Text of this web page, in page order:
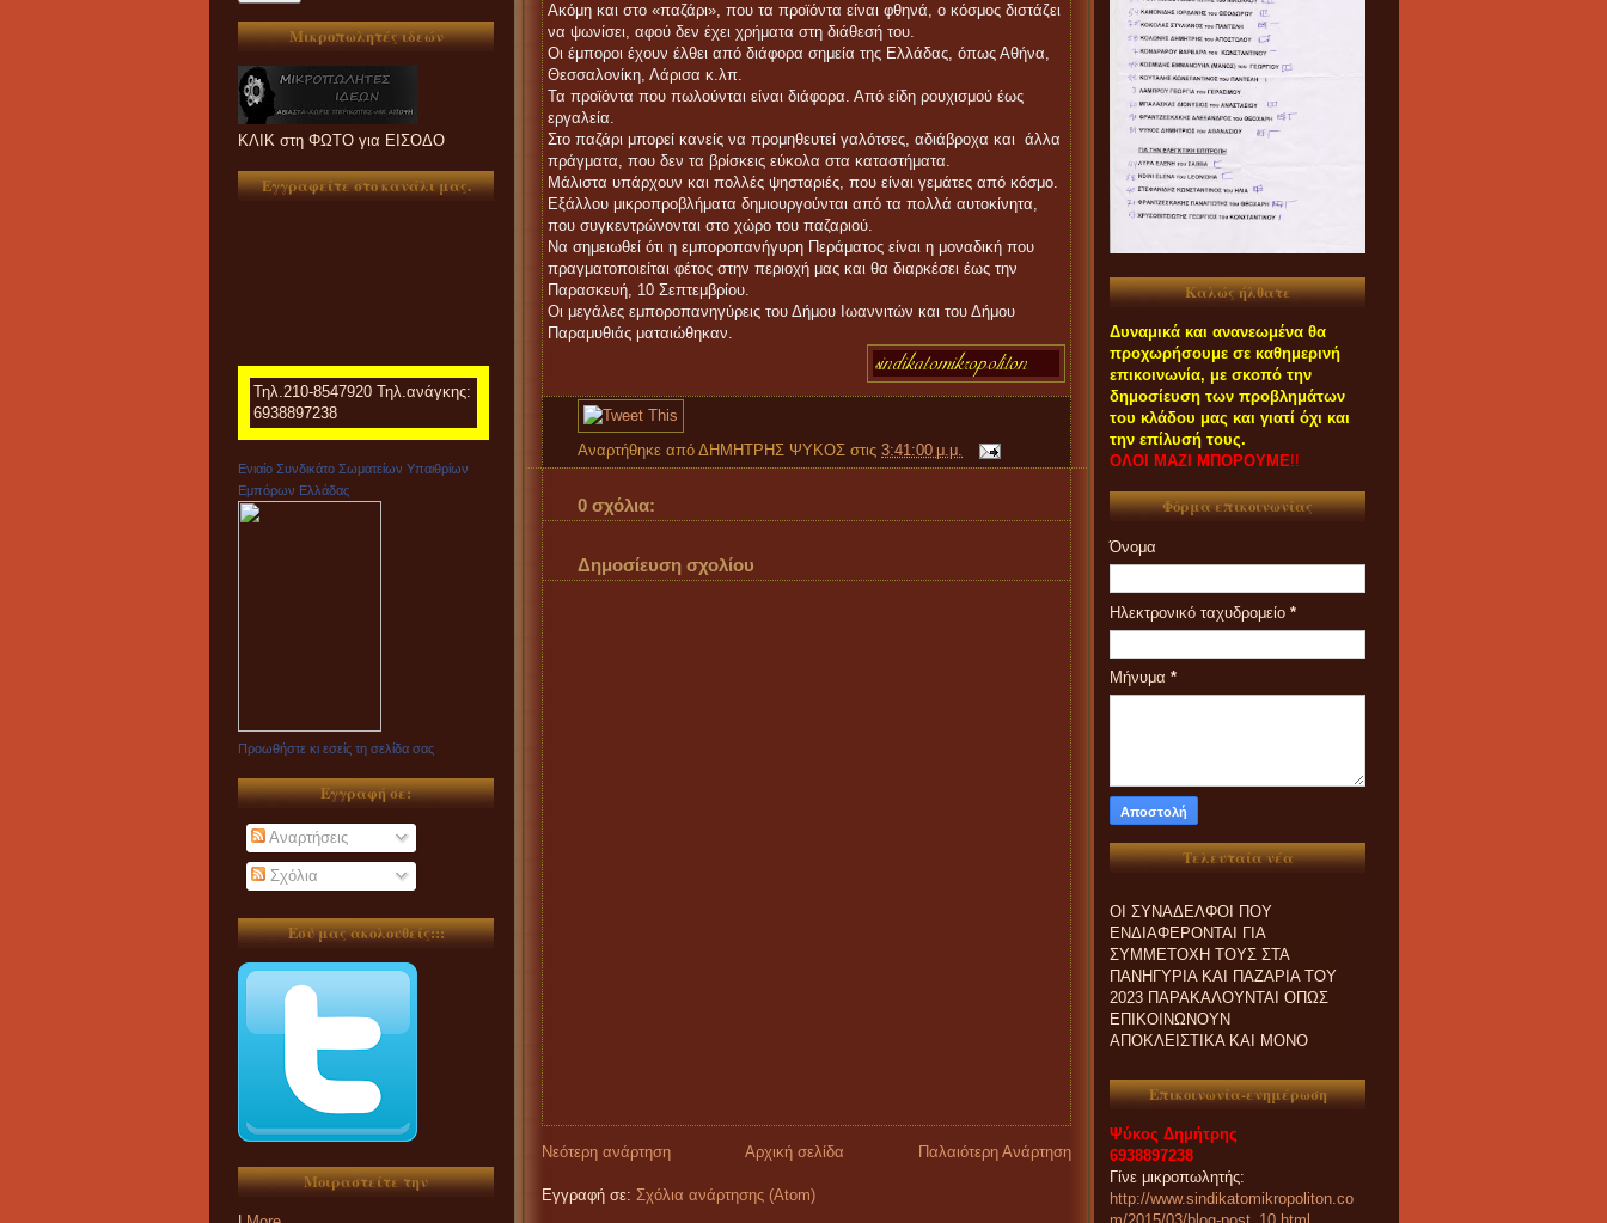
Μικροπωλητές ιδεών
ΚΛΙΚ στη ΦΩΤΟ για ΕΙΣΟΔΟ
Εγγραφείτε στο κανάλι μας.
Τηλ.210-8547920 Τηλ.ανάγκης:
6938897238
Ενιαίο Συνδικάτο Σωματείων Υπαιθρίων
Εμπόρων Ελλάδας
Προωθήστε κι εσείς τη σελίδα σας
Εγγραφή σε:
Αναρτήσεις
Σχόλια
Εσύ μας ακολουθείς:::
Μοιραστείτε την
Ακόμη και στο «παζάρι», που τα προϊόντα είναι φθηνά, ο κόσμος διστάζει
να ψωνίσει, αφού δεν έχει χρήματα στη διάθεσή του.
Οι έμποροι έχουν έλθει από διάφορα σημεία της Ελλάδας, όπως Αθήνα,
Θεσσαλονίκη, Λάρισα κ.λπ.
Τα προϊόντα που πωλούνται είναι διάφορα. Από είδη ρουχισμού έως
εργαλεία.
Στο παζάρι μπορεί κανείς να προμηθευτεί γαλότσες, αδιάβροχα και άλλα
πράγματα, που δεν τα βρίσκεις εύκολα στα καταστήματα.
Μάλιστα υπάρχουν και πολλές ψησταριές, που είναι γεμάτες από κόσμο.
Εξάλλου μικροπροβλήματα δημιουργούνται από τα πολλά αυτοκίνητα,
που συγκεντρώνονται στο χώρο του παζαριού.
Να σημειωθεί ότι η εμποροπανήγυρη Περάματος είναι η μοναδική που
πραγματοποιείται φέτος στην περιοχή μας και θα διαρκέσει έως την
Παρασκευή, 10 Σεπτεμβρίου.
Οι μεγάλες εμποροπανηγύρεις του Δήμου Ιωαννιτών και του Δήμου
Παραμυθιάς ματαιώθηκαν.
Αναρτήθηκε από ΔΗΜΗΤΡΗΣ ΨΥΚΟΣ στις 3:41:00 μ.μ.
0 σχόλια:
Δημοσίευση σχολίου
Νεότερη ανάρτηση Παλαιότερη Ανάρτηση
Αρχική σελίδα
Εγγραφή σε: Σχόλια ανάρτησης (Atom)
Καλώς ήλθατε
Δυναμικά και ανανεωμένα θα
προχωρήσουμε σε καθημερινή
επικοινωνία, με σκοπό την
δημοσίευση των προβλημάτων
του κλάδου μας και γιατί όχι και
την επίλυσή τους.
ΟΛΟΙ ΜΑΖΙ ΜΠΟΡΟΥΜΕ!!
Φόρμα επικοινωνίας
Όνομα
Ηλεκτρονικό ταχυδρομείο *
Μήνυμα *
Τελευταία νέα
ΕΝΔΙΑΦΕΡΟΝΤΑΙ ΓΙΑ
ΣΥΜΜΕΤΟΧΗ ΤΟΥΣ ΣΤΑ
ΠΑΝΗΓΥΡΙΑ ΚΑΙ ΠΑZΑΡΙΑ ΤΟΥ
2023 ΠΑΡΑΚΑΛΟΥΝΤΑΙ ΟΠΩΣ
ΕΠΙΚΟΙΝΩΝΟΥΝ
ΑΠΟΚΛΕΙΣΤΙΚΑ ΚΑΙ ΜΟΝΟ
ΤΗΛΕΦΩΝΙΚΑ ΜΕ ΤΗ
Επικοινωνία-ενημέρωση
Ψύκος Δημήτρης
6938897238
Γίνε μικροπωλητής:
http://www.sindikatomikropoliton.co